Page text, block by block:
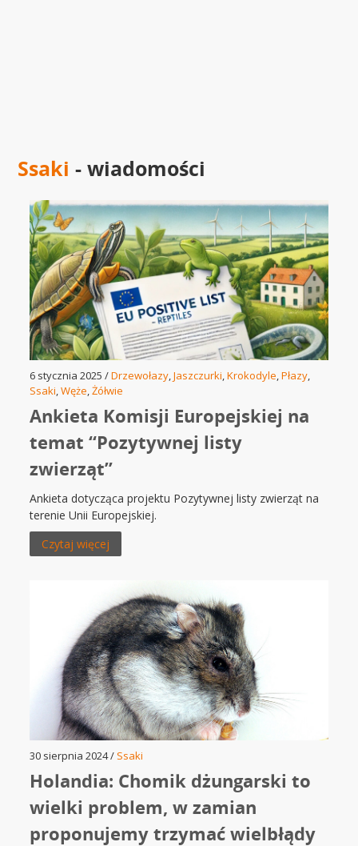
Ssaki - wiadomości
6 stycznia 2025 /Drzewołazy,Jaszczurki,Krokodyle,Płazy,
Ssaki,Węże,Żółwie
Ankieta Komisji Europejskiej na
temat “Pozytywnej listy
zwierząt”
Ankieta dotycząca projektu Pozytywnej listy zwierząt na
terenie Unii Europejskiej.
Czytaj więcej
30 sierpnia 2024 / Ssaki
Holandia: Chomik dżungarski to
wielki problem, w zamian
proponujemy trzymać wielbłądy